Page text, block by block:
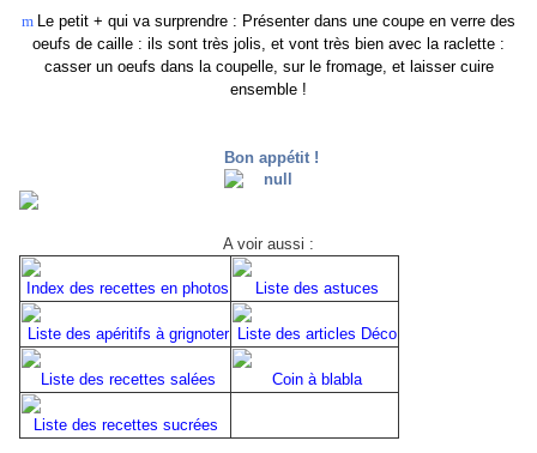
m Le petit + qui va surprendre : Présenter dans une coupe en verre des
oeufs de caille : ils sont très jolis, et vont très bien avec la raclette :
casser un oeufs dans la coupelle, sur le fromage, et laisser cuire
ensemble !
Bon appétit !
A voir aussi :
Index des recettes en photos Liste des astuces
Liste des apéritifs à grignoter Liste des articles Déco
Liste des recettes salées Coin à blabla
Liste des recettes sucrées